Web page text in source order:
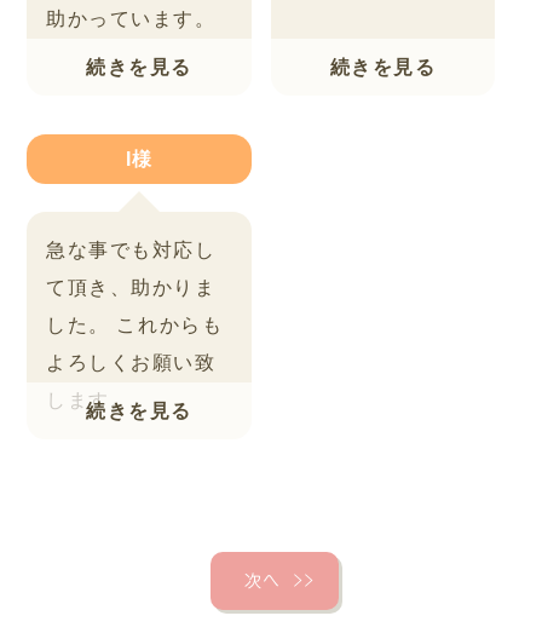
た、素材に関して
助かっています。
I様
急な事でも対応し
て頂き、助かりま
した。
これからも
よろしくお願い致
します。
次へ ＞＞